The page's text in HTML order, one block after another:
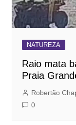
NATUREZA
Raio mata
Praia
Robertão
0